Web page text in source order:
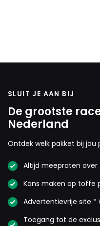
SLUIT JE AAN BIJ
De grootste
Nederland
Ontdek welk pakket bij jou
Altijd meepraten over
Kans maken op toffe
Advertentievrije site *
Toegang tot de